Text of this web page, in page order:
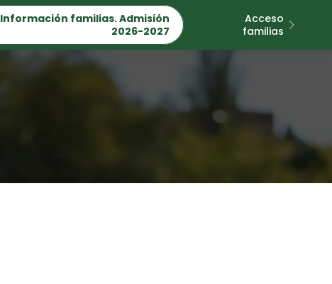
Información familias. Admisión
2026-2027
Acceso
familias